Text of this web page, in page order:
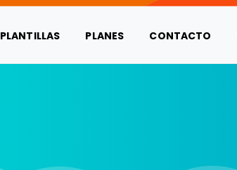
PLANTILLAS PLANES CONTACTO